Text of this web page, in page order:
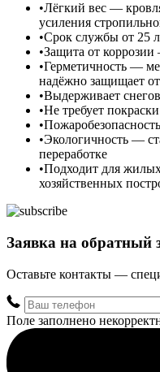
Лёгкий вес —
усиления
Срок службы от 25
Защита от
Герметичность —
надёжно защищает
Выдерживает
Не требует
Экологичность —
переработке
Подходит для
хозяйственных
Заявка на обратный
Оставьте контакты —
Поле заполнено